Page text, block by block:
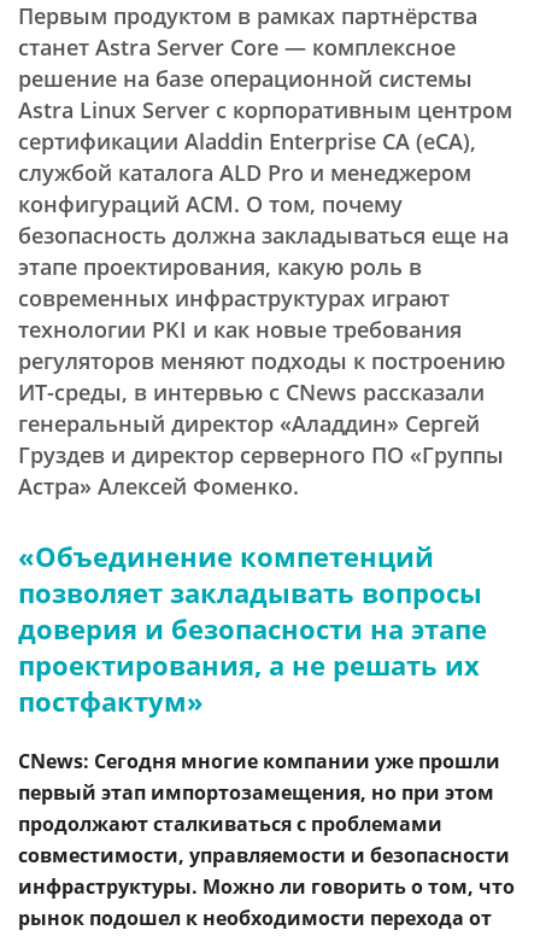
Первым продуктом в рамках партнёрства
станет Astra Server Core — комплексное
решение на базе операционной системы
Astra Linux Server с корпоративным центром
сертификации Aladdin Enterprise CA (eCA),
службой каталога ALD Pro и менеджером
конфигураций ACM. О том, почему
безопасность должна закладываться еще на
этапе проектирования, какую роль в
современных инфраструктурах играют
технологии PKI и как новые требования
регуляторов меняют подходы к построению
ИТ-среды, в интервью с CNews рассказали
генеральный директор «Аладдин» Сергей
Груздев и директор серверного ПО «Группы
Астра» Алексей Фоменко.
«Объединение компетенций
позволяет закладывать вопросы
доверия и безопасности на этапе
проектирования, а не решать их
постфактум»
CNews: Сегодня многие компании уже прошли
первый этап импортозамещения, но при этом
продолжают сталкиваться с проблемами
совместимости, управляемости и безопасности
инфраструктуры. Можно ли говорить о том, что
рынок подошел к необходимости перехода от